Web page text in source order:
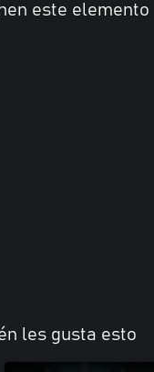
este elemento
les gusta esto